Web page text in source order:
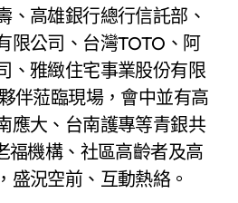
、高雄銀行總行信託部、
限公司、台灣TOTO、阿
、雅緻住宅事業股份有限
伴蒞臨現場，會中並有高
應大、台南護專等青銀共
福機構、社區高齡者及高
盛況空前、互動熱絡。